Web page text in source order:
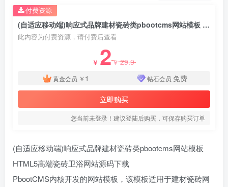
(自适应移动端)响应式品牌建材瓷砖类pbootcms网站模板 HTML5高端瓷砖卫浴网站源码下载
此内容为付费资源，请付费后查看
￥ 2￥29.9
黄金会员 ￥ 1 钻石会员 免费
立即购买
您当前未登录！建议登陆后购买，可保存购买订单
付费资源
(自适应移动端)响应式品牌建材瓷砖类pbootcms网站模板
HTML5高端瓷砖卫浴网站源码下载
PbootCMS内核开发的网站模板，该模板适用于建材瓷砖网